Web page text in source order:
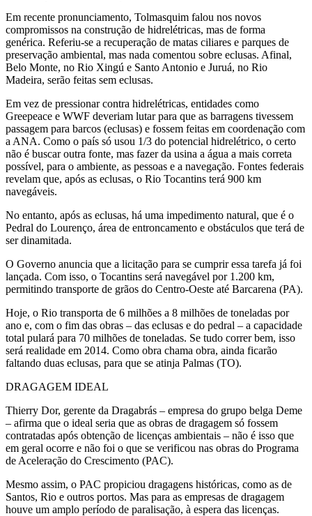
Em recente pronunciamento, Tolmasquim falou nos novos
compromissos na construção de hidrelétricas, mas de forma
genérica. Referiu-se a recuperação de matas ciliares e parques de
preservação ambiental, mas nada comentou sobre eclusas. Afinal,
Belo Monte, no Rio Xingú e Santo Antonio e Juruá, no Rio
Madeira, serão feitas sem eclusas.
Em vez de pressionar contra hidrelétricas, entidades como
Greepeace e WWF deveriam lutar para que as barragens tivessem
passagem para barcos (eclusas) e fossem feitas em coordenação com
a ANA. Como o país só usou 1/3 do potencial hidrelétrico, o certo
não é buscar outra fonte, mas fazer da usina a água a mais correta
possível, para o ambiente, as pessoas e a navegação. Fontes federais
revelam que, após as eclusas, o Rio Tocantins terá 900 km
navegáveis.
No entanto, após as eclusas, há uma impedimento natural, que é o
Pedral do Lourenço, área de entroncamento e obstáculos que terá de
ser dinamitada.
O Governo anuncia que a licitação para se cumprir essa tarefa já foi
lançada. Com isso, o Tocantins será navegável por 1.200 km,
permitindo transporte de grãos do Centro-Oeste até Barcarena (PA).
Hoje, o Rio transporta de 6 milhões a 8 milhões de toneladas por
ano e, com o fim das obras – das eclusas e do pedral – a capacidade
total pulará para 70 milhões de toneladas. Se tudo correr bem, isso
será realidade em 2014. Como obra chama obra, ainda ficarão
faltando duas eclusas, para que se atinja Palmas (TO).
DRAGAGEM IDEAL
Thierry Dor, gerente da Dragabrás – empresa do grupo belga Deme
– afirma que o ideal seria que as obras de dragagem só fossem
contratadas após obtenção de licenças ambientais – não é isso que
em geral ocorre e não foi o que se verificou nas obras do Programa
de Aceleração do Crescimento (PAC).
Mesmo assim, o PAC propiciou dragagens históricas, como as de
Santos, Rio e outros portos. Mas para as empresas de dragagem
houve um amplo período de paralisação, à espera das licenças.